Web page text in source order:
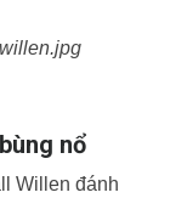
nổ
Willen đánh